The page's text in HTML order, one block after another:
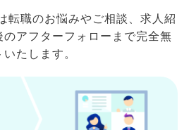
転職のお悩みやご相談、求人紹
アフターフォローまで完全無
たします。